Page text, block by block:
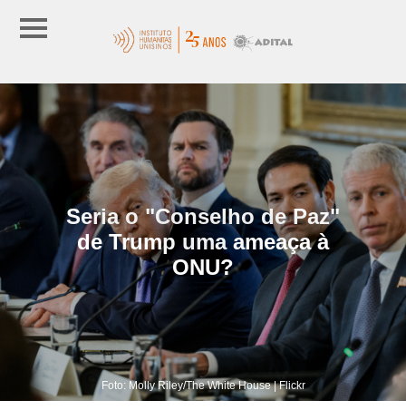
Seria o "Conselho de Paz"
de Trump uma ameaça à
ONU?
Foto: Molly Riley/The White House | Flickr